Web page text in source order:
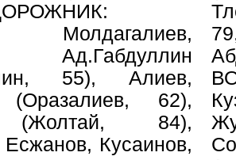
Молдагалиев,
Ад.Габдуллин
55), Алиев,
(Оразалиев, 62),
(Жолтай, 84),
Кусаинов,